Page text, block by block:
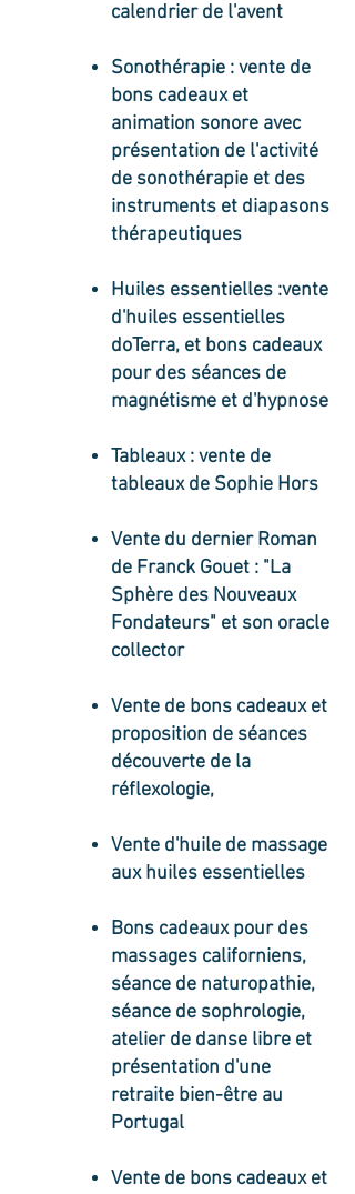
calendrier de l'avent
Sonothérapie : vente de
bons cadeaux et
animation sonore avec
présentation de l'activité
de sonothérapie et des
instruments et diapasons
thérapeutiques
Huiles essentielles :vente
d'huiles essentielles
doTerra, et bons cadeaux
pour des séances de
magnétisme et d'hypnose
Tableaux : vente de
tableaux de Sophie Hors
Vente du dernier Roman
de Franck Gouet : "La
Sphère des Nouveaux
Fondateurs" et son oracle
collector
Vente de bons cadeaux et
proposition de séances
découverte de la
réflexologie,
Vente d'huile de massage
aux huiles essentielles
Bons cadeaux pour des
massages californiens,
séance de naturopathie,
séance de sophrologie,
atelier de danse libre et
présentation d'une
retraite bien-être au
Portugal
Vente de bons cadeaux et